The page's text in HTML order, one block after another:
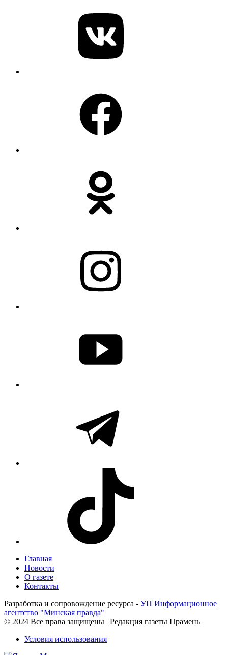
Главная
Новости
О газете
Контакты
Разработка и сопровождение ресурса - УП Информационное
агентство "Минская правда"
© 2024 Все права защищены | Редакция газеты Прамень
Условия использования